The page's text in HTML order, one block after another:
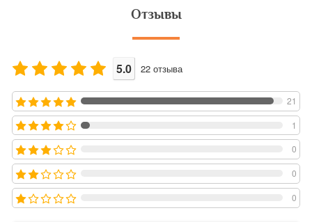
Отзывы
5.0 22 отзыва
21
1
0
0
0